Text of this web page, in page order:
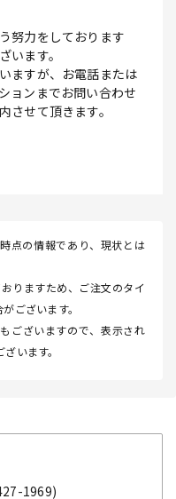
努力をしております
います。
ますが、お電話または
ョンまでお問い合わせ
させて頂きます。
点の情報であり、現状とは
りますため、ご注文のタイ
ございます。
ございますので、表示され
います。
1969)